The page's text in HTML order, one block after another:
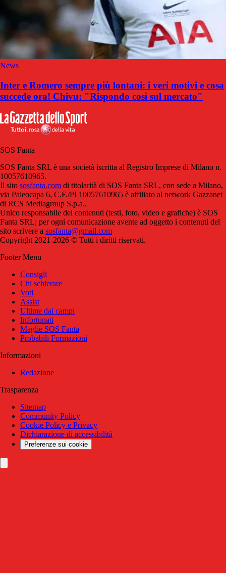
News
Inter e Romero sempre più lontani: i veri motivi e cosa
succede ora! Chivu: "Rispondo così sul mercato"
SOS Fanta
SOS Fanta SRL è una società iscritta al Registro Imprese di Milano n.
10057610965.
Il sito sosfanta.com di titolarità di SOS Fanta SRL, con sede a Milano,
via Paleocapa 6, C.F./PI 10057610965 è affiliato al network Gazzanet
di RCS Mediagroup S.p.a..
Unico responsabile dei contenuti (testi, foto, video e grafiche) è SOS
Fanta SRL; per ogni comunicazione avente ad oggetto i contenuti del
sito scrivere a sosfanta@gmail.com
Copyright 2021-2026 © Tutti i diritti riservati.
Footer Menu
Consigli
Chi schierare
Voti
Assist
Ultime dai campi
Infortunati
Maglie SOS Fanta
Probabili Formazioni
Informazioni
Redazione
Trasparenza
Sitemap
Community Policy
Cookie Policy e Privacy
Dichiarazione di accessibilità
Preferenze sui cookie